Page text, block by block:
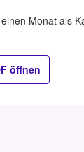
Monat als
öffnen